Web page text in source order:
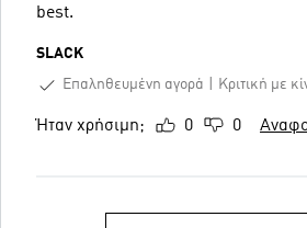
best.
SLACK
Επαληθευμένη αγορά
Κριτική με
Ήταν χρήσιμη; 0 0